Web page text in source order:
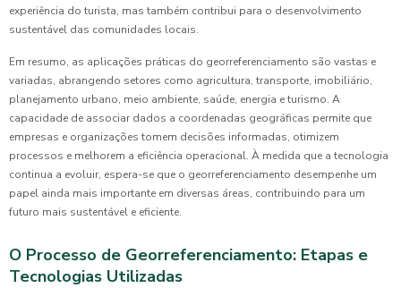
experiência do turista, mas também contribui para o desenvolvimento
sustentável das comunidades locais.
Em resumo, as aplicações práticas do georreferenciamento são vastas e
variadas, abrangendo setores como agricultura, transporte, imobiliário,
planejamento urbano, meio ambiente, saúde, energia e turismo. A
capacidade de associar dados a coordenadas geográficas permite que
empresas e organizações tomem decisões informadas, otimizem
processos e melhorem a eficiência operacional. À medida que a tecnologia
continua a evoluir, espera-se que o georreferenciamento desempenhe um
papel ainda mais importante em diversas áreas, contribuindo para um
futuro mais sustentável e eficiente.
O Processo de Georreferenciamento: Etapas e
Tecnologias Utilizadas